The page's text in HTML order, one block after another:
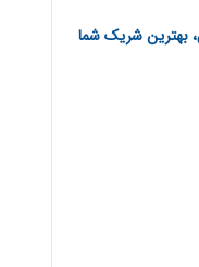
بهترین شریک شما